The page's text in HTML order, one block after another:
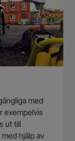
med
exempelvis
ut till
hjälp av